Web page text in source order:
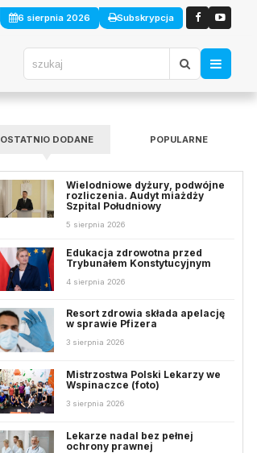
6 sierpnia 2026 Subskrypcja
OSTATNIO DODANE POPULARNE
Wielodniowe dyżury, podwójne
rozliczenia. Audyt miażdży
Szpital Południowy
5 sierpnia 2026
Edukacja zdrowotna przed
Trybunałem Konstytucyjnym
4 sierpnia 2026
Resort zdrowia składa apelację
w sprawie Pfizera
3 sierpnia 2026
Mistrzostwa Polski Lekarzy we
Wspinaczce (foto)
3 sierpnia 2026
Lekarze nadal bez pełnej
ochrony prawnej